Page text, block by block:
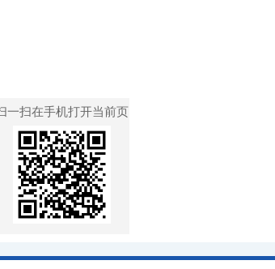
一扫在手机打开当前页